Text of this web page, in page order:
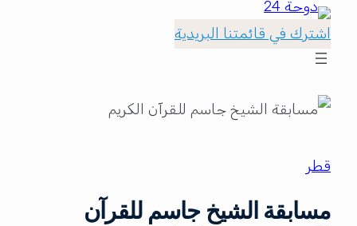
اشترك في قائمتنا البريدية
قطر
مسابقة الشيخ جاسم للقرآن